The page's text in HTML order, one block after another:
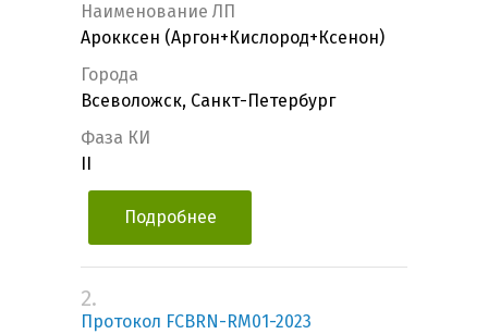
Наименование ЛП
Арокксен (Аргон+Кислород+Ксенон)
Города
Всеволожск, Санкт-Петербург
Фаза КИ
Подробнее
2.
Протокол FCBRN-RM01-2023